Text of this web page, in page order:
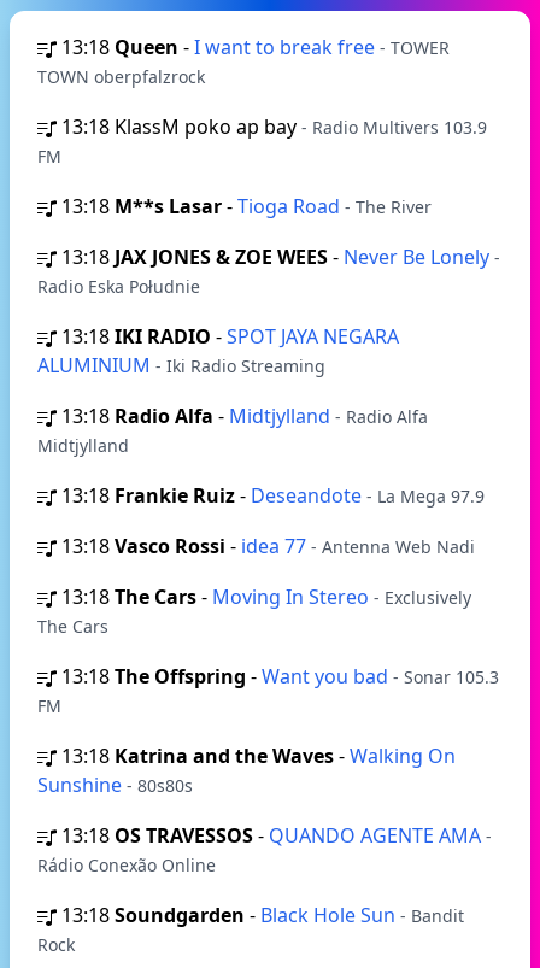
13:18 Queen -I want to break free - TOWER
TOWN oberpfalzrock
13:18 KlassM poko ap bay - Radio Multivers 103.9
FM
13:18 M**s Lasar-Tioga Road - The River
13:18 JAX JONES & ZOE WEES- Never Be Lonely -
Radio Eska Południe
13:18IKI RADIO -SPOT JAYA NEGARA
ALUMINIUM - Iki Radio Streaming
13:18 Radio Alfa - Midtjylland - Radio Alfa
Midtjylland
13:18 Frankie Ruiz- Deseandote - La Mega 97.9
13:18Vasco Rossi - idea 77 - Antenna Web Nadi
13:18The Cars- Moving In Stereo - Exclusively
The Cars
13:18The Offspring -Want you bad - Sonar 105.3
FM
13:18 Katrina and the Waves-Walking On
Sunshine - 80s80s
13:18 OS TRAVESSOS- QUANDO AGENTE AMA -
Rádio Conexão Online
13:18Soundgarden - Black Hole Sun - Bandit
Rock